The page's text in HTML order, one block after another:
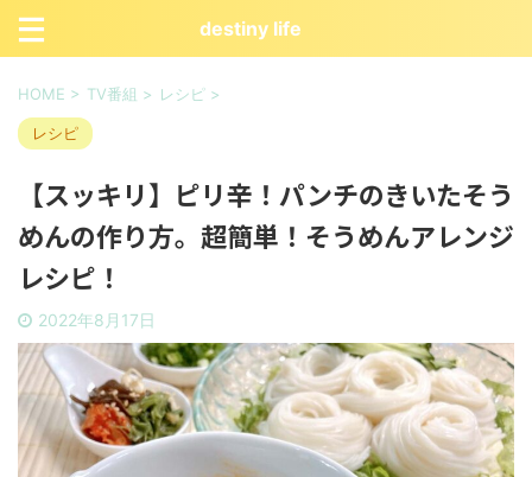
destiny life
HOME > TV番組 > レシピ >
レシピ
【スッキリ】ピリ辛！パンチのきいたそう
めんの作り方。超簡単！そうめんアレンジ
レシピ！
2022年8月17日